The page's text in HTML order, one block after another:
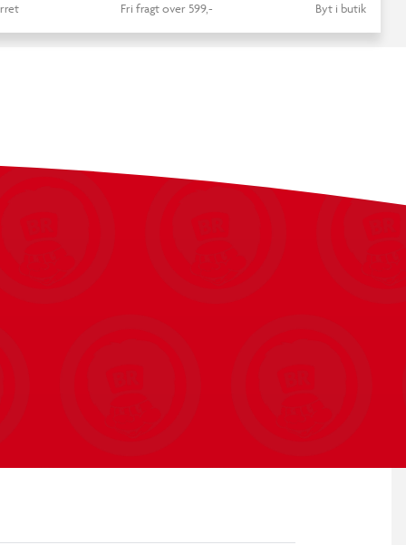
Fri fragt over 599,- Byt i butik